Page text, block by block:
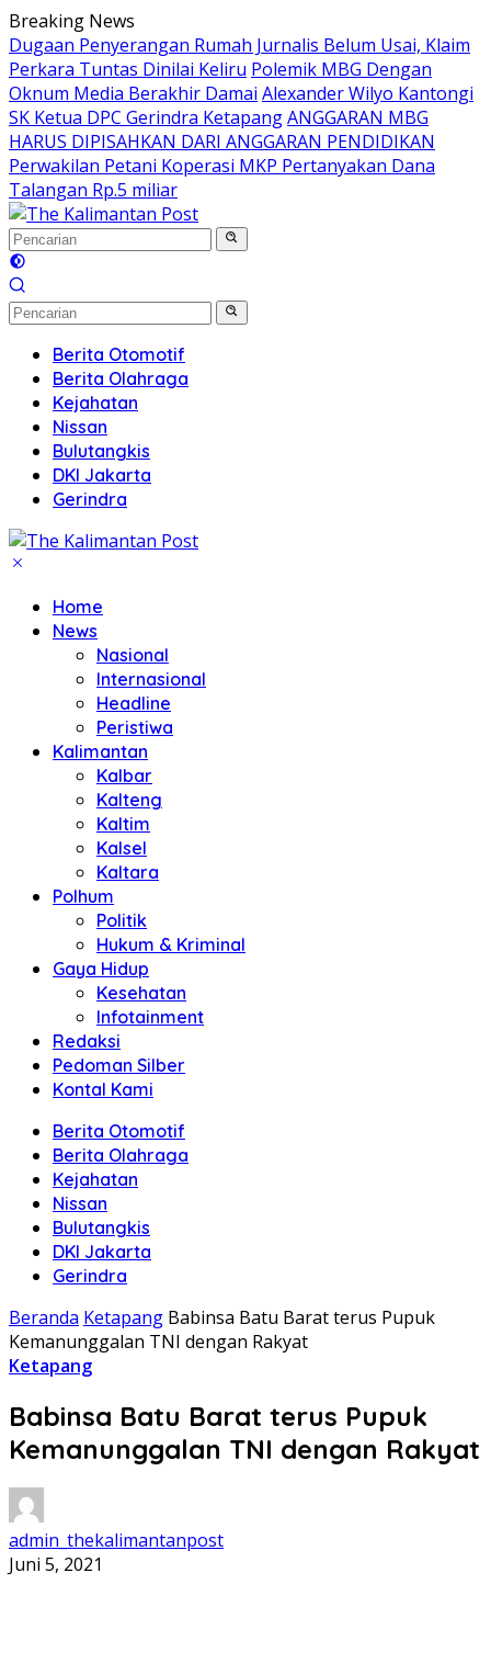
Langsung
ke
konten
Breaking News
Dugaan Penyerangan Rumah Jurnalis Belum Usai, Klaim
Perkara Tuntas Dinilai Keliru Polemik MBG Dengan
Oknum Media Berakhir Damai Alexander Wilyo Kantongi
SK Ketua DPC Gerindra KetapangANGGARAN MBG
HARUS DIPISAHKAN DARI ANGGARAN PENDIDIKAN
Perwakilan Petani Koperasi MKP Pertanyakan Dana
Talangan Rp.5 miliar
Berita Otomotif
Berita Olahraga
Kejahatan
Nissan
Bulutangkis
DKI Jakarta
Gerindra
Home
News
Nasional
Internasional
Headline
Peristiwa
Kalimantan
Kalbar
Kalteng
Kaltim
Kalsel
Kaltara
Polhum
Politik
Hukum & Kriminal
Gaya Hidup
Kesehatan
Infotainment
Redaksi
Pedoman Silber
Kontal Kami
Berita Otomotif
Berita Olahraga
Kejahatan
Nissan
Bulutangkis
DKI Jakarta
Gerindra
Beranda Ketapang Babinsa Batu Barat terus Pupuk
Kemanunggalan TNI dengan Rakyat
Ketapang
Babinsa Batu Barat terus Pupuk
Kemanunggalan TNI dengan Rakyat
admin_thekalimantanpost
Juni 5, 2021